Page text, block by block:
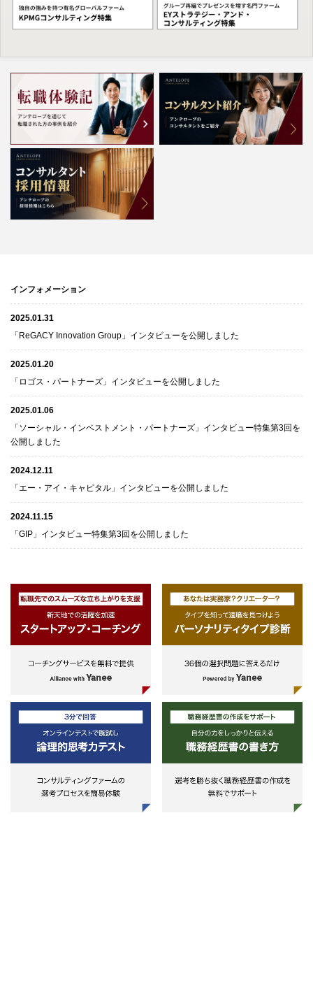
インフォメーション
2025.01.31
「ReGACY Innovation Group」インタビューを公開しました
2025.01.20
「ロゴス・パートナーズ」インタビューを公開しました
2025.01.06
「ソーシャル・インベストメント・パートナーズ」インタビュー特集第3回を
公開しました
2024.12.11
「エー・アイ・キャピタル」インタビューを公開しました
2024.11.15
「GIP」インタビュー特集第3回を公開しました